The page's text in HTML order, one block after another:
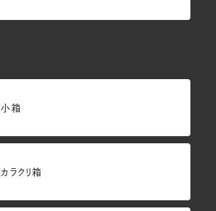
小箱
カラクリ箱